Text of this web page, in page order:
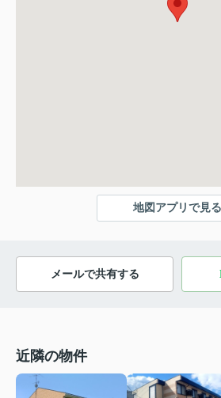
地図アプリで見る
メールで共有する
近隣の物件